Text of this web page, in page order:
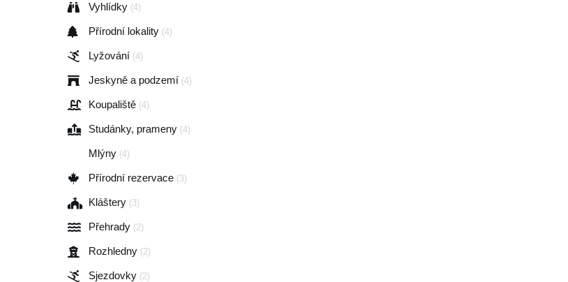
Vyhlídky (4)
Přírodní lokality (4)
Lyžování (4)
Jeskyně a podzemí (4)
Koupaliště (4)
Studánky, prameny (4)
Mlýny (4)
Přírodní rezervace (3)
Kláštery (3)
Přehrady (2)
Rozhledny (2)
Sjezdovky (2)